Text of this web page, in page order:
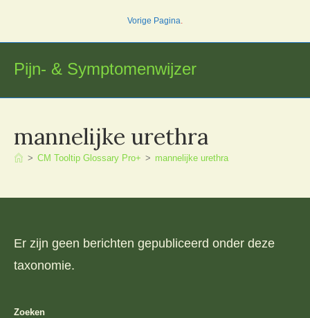
inhoud
Vorige Pagina.
Pijn- & Symptomenwijzer
mannelijke urethra
> CM Tooltip Glossary Pro+ > mannelijke urethra
Er zijn geen berichten gepubliceerd onder deze
taxonomie.
Zoeken